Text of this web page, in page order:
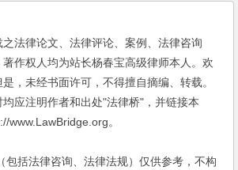
之法律论文、法律评论、案例、法律咨询
作权人均为站长杨春宝高级律师本人。欢
，未经书面许可，不得擅自摘编、转载。
应注明作者和出处"法律桥"，并链接本
www.LawBridge.org。
括法律咨询、法律法规）仅供参考，不构